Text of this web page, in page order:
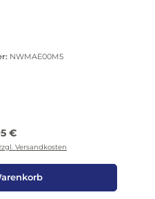
NWMAE00M5
Preis:
€
Versandkosten